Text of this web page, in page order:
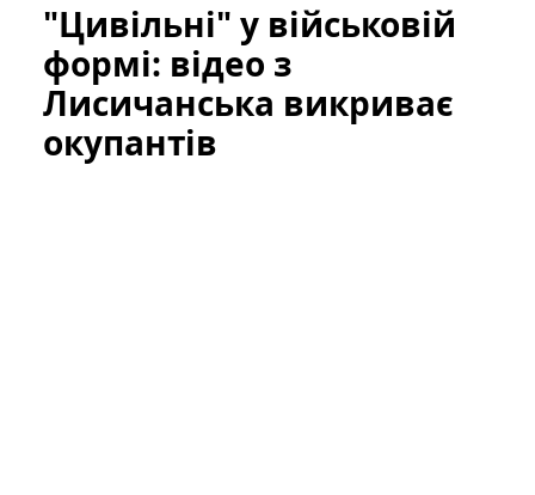
"Цивільні" у військовій
формі: відео з
Лисичанська викриває
окупантів